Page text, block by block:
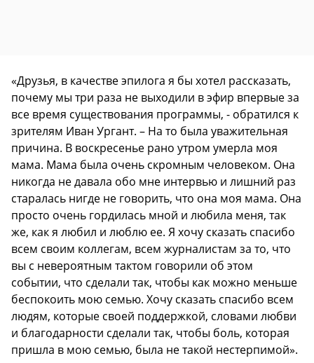
«Друзья, в качестве эпилога я бы хотел рассказать,
почему мы три раза не выходили в эфир впервые за
все время существования программы, - обратился к
зрителям Иван Ургант. – На то была уважительная
причина. В воскресенье рано утром умерла моя
мама. Мама была очень скромным человеком. Она
никогда не давала обо мне интервью и лишний раз
старалась нигде не говорить, что она моя мама. Она
просто очень гордилась мной и любила меня, так
же, как я любил и люблю ее. Я хочу сказать спасибо
всем своим коллегам, всем журналистам за то, что
вы с невероятным тактом говорили об этом
событии, что сделали так, чтобы как можно меньше
беспокоить мою семью. Хочу сказать спасибо всем
людям, которые своей поддержкой, словами любви
и благодарности сделали так, чтобы боль, которая
пришла в мою семью, была не такой нестерпимой».